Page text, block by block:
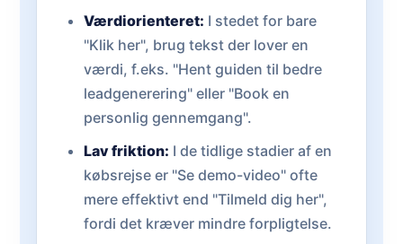
Værdiorienteret: I stedet for bare
"Klik her", brug tekst der lover en
værdi, f.eks. "Hent guiden til bedre
leadgenerering" eller "Book en
personlig gennemgang".
Lav friktion: I de tidlige stadier af en
købsrejse er "Se demo-video" ofte
mere effektivt end "Tilmeld dig her",
fordi det kræver mindre forpligtelse.